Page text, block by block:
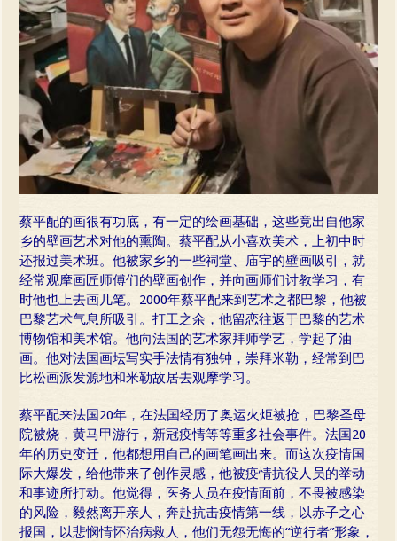
蔡平配的画很有功底，有一定的绘画基础，这些竟出自他家
乡的壁画艺术对他的熏陶。蔡平配从小喜欢美术，上初中时
还报过美术班。他被家乡的一些祠堂、庙宇的壁画吸引，就
经常观摩画匠师傅们的壁画创作，并向画师们讨教学习，有
时他也上去画几笔。2000年蔡平配来到艺术之都巴黎，他被
巴黎艺术气息所吸引。打工之余，他留恋往返于巴黎的艺术
博物馆和美术馆。他向法国的艺术家拜师学艺，学起了油
画。他对法国画坛写实手法情有独钟，崇拜米勒，经常到巴
比松画派发源地和米勒故居去观摩学习。
蔡平配来法国20年，在法国经历了奥运火炬被抢，巴黎圣母
院被烧，黄马甲游行，新冠疫情等等重多社会事件。法国20
年的历史变迁，他都想用自己的画笔画出来。而这次疫情国
际大爆发，给他带来了创作灵感，他被疫情抗役人员的举动
和事迹所打动。他觉得，医务人员在疫情面前，不畏被感染
的风险，毅然离开亲人，奔赴抗击疫情第一线，以赤子之心
报国，以悲悯情怀治病救人，他们无怨无悔的“逆行者”形象，